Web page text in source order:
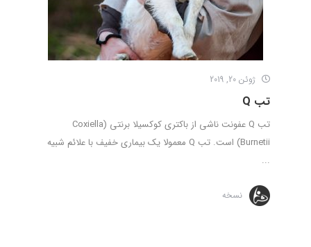
ژوئن 20, 2019
تب Q
تب Q عفونت ناشی از باکتری کوکسیلا برنتی (Coxiella
Burnetii) است. تب Q معمولا یک بیماری خفیف با علائم شبیه
...
نسخه